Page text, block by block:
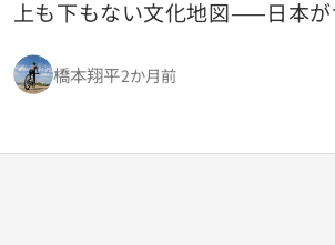
上も下もない文化地図——日本
橋本翔平2か月前